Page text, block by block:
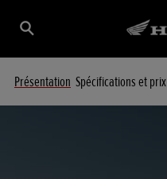
Présentation Spécifications et prix